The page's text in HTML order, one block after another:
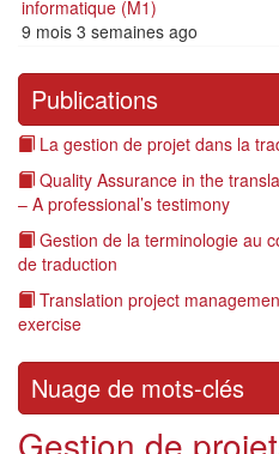
informatique (M1)
9 mois 3 semaines ago
Publications
La gestion de projet dans la
Quality Assurance in the
– A professional’s testimony
Gestion de la terminologie au
de traduction
Translation project
exercise
Nuage de mots-clés
Gestion de